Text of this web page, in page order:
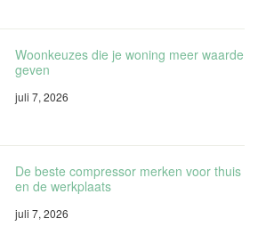
Woonkeuzes die je woning meer waarde
geven
juli 7, 2026
De beste compressor merken voor thuis
en de werkplaats
juli 7, 2026